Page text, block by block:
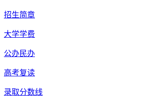
招生简章
大学学费
公办民办
高考复读
录取分数线